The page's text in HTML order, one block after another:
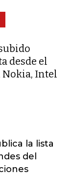
desde el
Nokia, Intel
la lista
del